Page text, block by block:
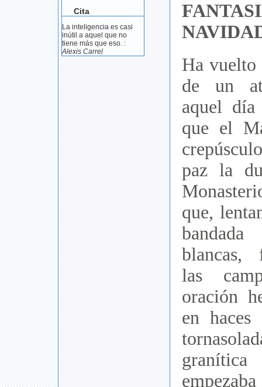
Cita
La inteligencia es casi
inútil a aquel que no
tiene más que eso. :
Alexis Carrel
Ha vuelto
de un
aquel
que el
paz la
que,
blancas,
las
oración
en haces